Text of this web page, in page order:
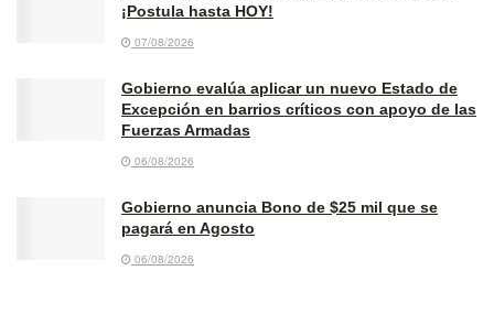
¡Postula hasta HOY!
07/08/2026
Gobierno evalúa aplicar un nuevo Estado de
Excepción en barrios críticos con apoyo de las
Fuerzas Armadas
06/08/2026
Gobierno anuncia Bono de $25 mil que se
pagará en Agosto
06/08/2026